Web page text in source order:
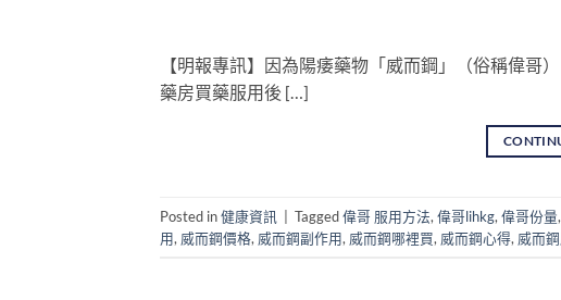
【明報專訊】因為陽痿藥物「威而鋼」（俗稱偉哥
藥房買藥服用後 […]
Posted in健康資訊 Tagged偉哥 服用方法, 偉哥lihkg, 偉哥份量,
用, 威而鋼價格, 威而鋼副作用, 威而鋼哪裡買, 威而鋼心得, 威而